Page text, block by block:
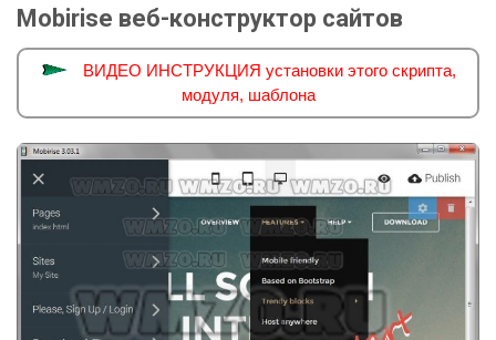
Mobirise веб-конструктор сайтов
ВИДЕО ИНСТРУКЦИЯ установки этого скрипта,
модуля, шаблона